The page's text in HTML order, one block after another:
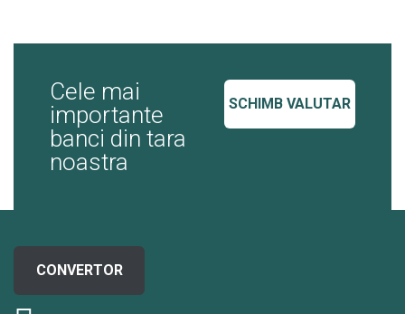
SCHIMB VALUTAR
Cele mai
importante
banci din tara
noastra
CONVERTOR